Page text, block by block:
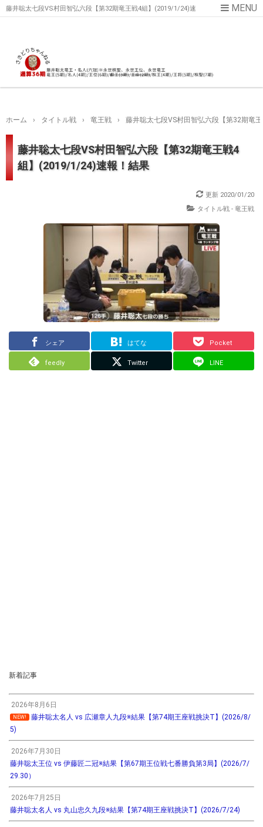
藤井聡太七段VS村田智弘六段【第32期竜王戦4組】(2019/1/24)速
ホーム › タイトル戦 › 竜王戦 › 藤井聡太七段VS村田智弘六段【第32期竜
藤井聡太七段VS村田智弘六段【第32期竜王戦4
組】(2019/1/24)速報！結果
更新 2020/01/20
タイトル戦 - 竜王戦
シェア はてな Pocket
feedly Twitter LINE
新着記事
2026年8月6日
NEW!
藤井聡太名人 vs 広瀬章人九段※結果【第74期王座戦挑決T】(2026/8/
5)
2026年7月30日
藤井聡太王位 vs 伊藤匠二冠※結果【第67期王位戦七番勝負第3局】(2026/7/
29.30）
2026年7月25日
藤井聡太名人 vs 丸山忠久九段※結果【第74期王座戦挑決T】(2026/7/24)